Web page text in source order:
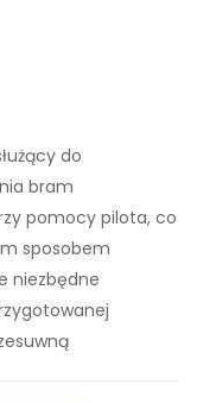
do
bram
pomocy pilota, co
sposobem
niezbędne